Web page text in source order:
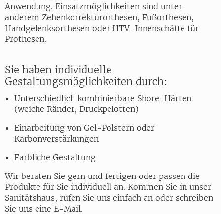
Anwendung. Einsatzmöglichkeiten sind unter
anderem Zehenkorrekturorthesen, Fußorthesen,
Handgelenksorthesen oder HTV-Innenschäfte für
Prothesen.
Sie haben individuelle
Gestaltungsmöglichkeiten durch:
Unterschiedlich kombinierbare Shore-Härten
(weiche Ränder, Druckpelotten)
Einarbeitung von Gel-Polstern oder
Karbonverstärkungen
Farbliche Gestaltung
Wir beraten Sie gern und fertigen oder passen die
Produkte für Sie individuell an. Kommen Sie in unser
Sanitätshaus, rufen Sie uns einfach an oder schreiben
Sie uns eine E-Mail.